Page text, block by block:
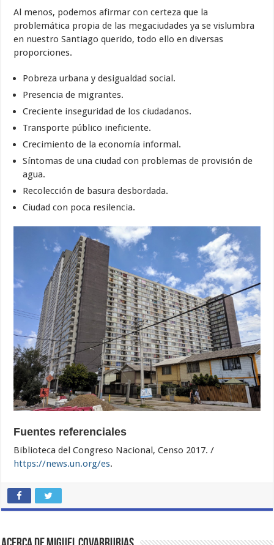
Al menos, podemos afirmar con certeza que la
problemática propia de las megaciudades ya se vislumbra
en nuestro Santiago querido, todo ello en diversas
proporciones.
Pobreza urbana y desigualdad social.
Presencia de migrantes.
Creciente inseguridad de los ciudadanos.
Transporte público ineficiente.
Crecimiento de la economía informal.
Síntomas de una ciudad con problemas de provisión de
agua.
Recolección de basura desbordada.
Ciudad con poca resilencia.
Fuentes referenciales
Biblioteca del Congreso Nacional, Censo 2017. /
https://news.un.org/es.